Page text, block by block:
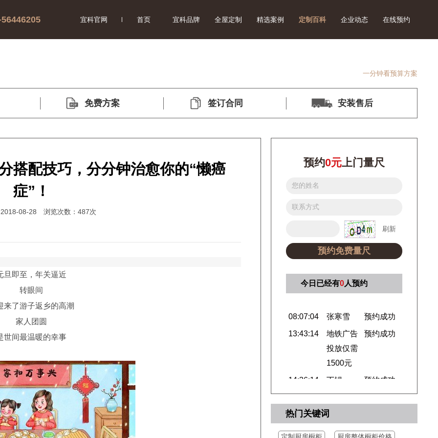
宜科官网 首页 宜科品牌 全屋定制 精选案例 定制百科 企业动态 在线预约
一分钟看预算方案
免费方案 签订合同 安装售后
搭配技巧，分分钟治愈你的“懒癌
症”！
08-28 浏览次数： 487次
旦即至，年关逼近
转眼间
来了游子返乡的高潮
家人团圆
世间最温暖的幸事
预约0元上门量尺
刷新
预约免费量尺
今日已经有0人预约
08:07:04 张寒雪 预约成功
投放仅需
1500元
丁锡
胡韦
14:35:14 李建辛 预约成功
15:04:12 先生
15:03:12 预约成功
热门关键词